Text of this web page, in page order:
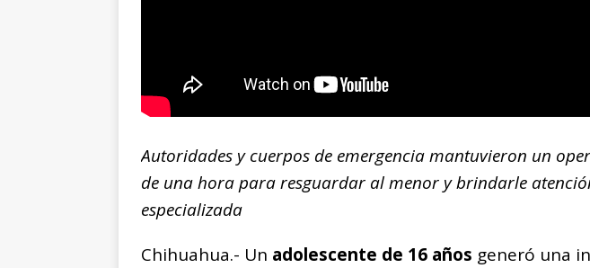
Autoridades y cuerpos de emergencia mantuvieron un
de una hora para resguardar al menor y brindarle
especializada
Chihuahua.- Un adolescente de 16 años generó una